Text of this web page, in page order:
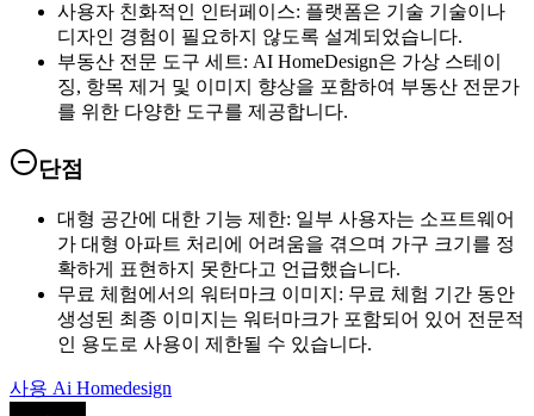
사용자 친화적인 인터페이스: 플랫폼은 기술 기술이나
디자인 경험이 필요하지 않도록 설계되었습니다.
부동산 전문 도구 세트: AI HomeDesign은 가상 스테이
징, 항목 제거 및 이미지 향상을 포함하여 부동산 전문가
를 위한 다양한 도구를 제공합니다.
단점
대형 공간에 대한 기능 제한: 일부 사용자는 소프트웨어
가 대형 아파트 처리에 어려움을 겪으며 가구 크기를 정
확하게 표현하지 못한다고 언급했습니다.
무료 체험에서의 워터마크 이미지 : 무료 체험 기간 동안
생성된 최종 이미지는 워터마크가 포함되어 있어 전문적
인 용도로 사용이 제한될 수 있습니다.
사용 Ai Homedesign